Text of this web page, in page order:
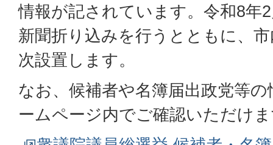
情報が記されています。令和8年
新聞折り込みを行うとともに、
次設置します。
なお、候補者や名簿届出政党等
ームページ内でご確認いただけ